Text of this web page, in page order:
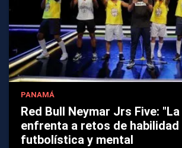
PANAMÁ
Red Bull Neymar Jrs Five:
enfrenta a retos de habilidad
futbolística y mental